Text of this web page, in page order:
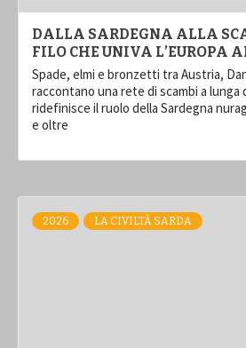
DALLA SARDEGNA ALLA
FILO CHE UNIVA L’EUROPA
Spade, elmi e bronzetti tra Austria,
raccontano una rete di scambi a lunga
ridefinisce il ruolo della Sardegna
e oltre
2026 LA CIVILTÀ SARDA